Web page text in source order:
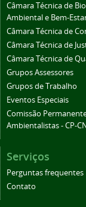
Câmara Técnica de
Ambiental e Bem-
Câmara Técnica de
Câmara Técnica de
Câmara Técnica de
Grupos Assessores
Grupos de Trabalho
Eventos Especiais
Comissão
Ambientalistas - CP-
Serviços
Perguntas frequentes
Contato